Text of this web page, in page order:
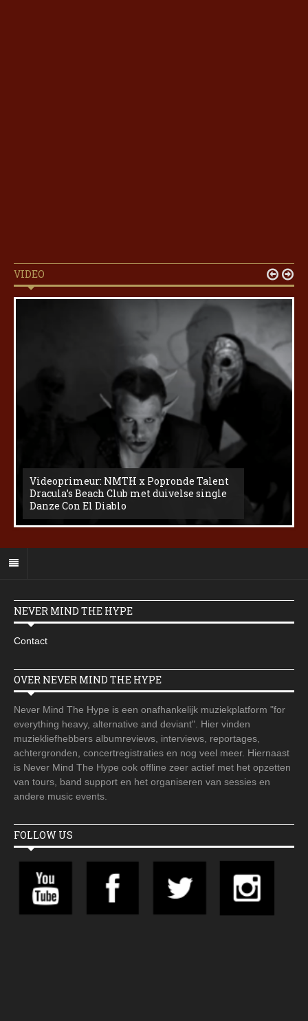
VIDEO
Videoprimeur: NMTH x Popronde Talent
Dracula’s Beach Club met duivelse single
Danze Con El Diablo
 
NEVER MIND THE HYPE
Contact
OVER NEVER MIND THE HYPE
Never Mind The Hype is een onafhankelijk muziekplatform "for
everything heavy, alternative and deviant". Hier vinden
muziekliefhebbers albumreviews, interviews, reportages,
achtergronden, concertregistraties en nog veel meer. Hiernaast
is Never Mind The Hype ook offline zeer actief met het opzetten
van tours, band support en het organiseren van sessies en
andere music events.
FOLLOW US